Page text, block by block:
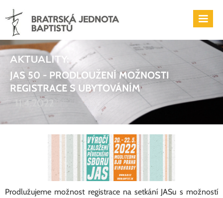
AKTUALITY:
JAS 50 - PRODLOUŽENÍ MOŽNOSTI
REGISTRACE S UBYTOVÁNÍM
11.4.2022
Prodlužujeme možnost registrace na setkání JASu s možností